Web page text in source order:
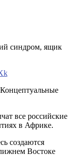
синдром, ящик
все российские
в Африке.
создаются
Востоке